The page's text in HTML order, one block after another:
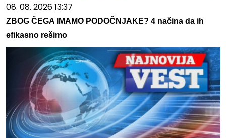
08. 08. 2026 13:37
ZBOG ČEGA IMAMO PODOČNJAKE? 4 načina da ih
efikasno rešimo